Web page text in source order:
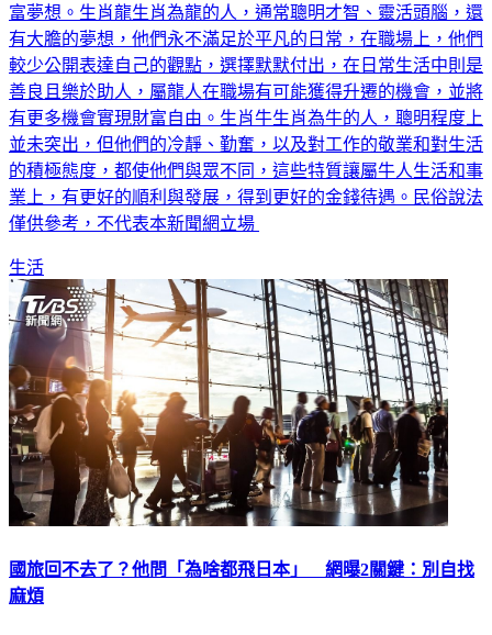
富夢想。生肖龍生肖為龍的人，通常聰明才智、靈活頭腦，還
有大膽的夢想，他們永不滿足於平凡的日常，在職場上，他們
較少公開表達自己的觀點，選擇默默付出，在日常生活中則是
善良且樂於助人，屬龍人在職場有可能獲得升遷的機會，並將
有更多機會實現財富自由。生肖牛生肖為牛的人，聰明程度上
並未突出，但他們的冷靜、勤奮，以及對工作的敬業和對生活
的積極態度，都使他們與眾不同，這些特質讓屬牛人生活和事
業上，有更好的順利與發展，得到更好的金錢待遇。民俗說法
僅供參考，不代表本新聞網立場
生活
國旅回不去了？他問「為啥都飛日本」 網曝2關鍵：別自找
麻煩